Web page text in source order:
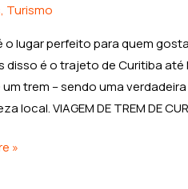
, Turismo
o lugar perfeito para quem
disso é o trajeto de Curitiba
trem – sendo uma
local. VIAGEM DE TREM DE
»